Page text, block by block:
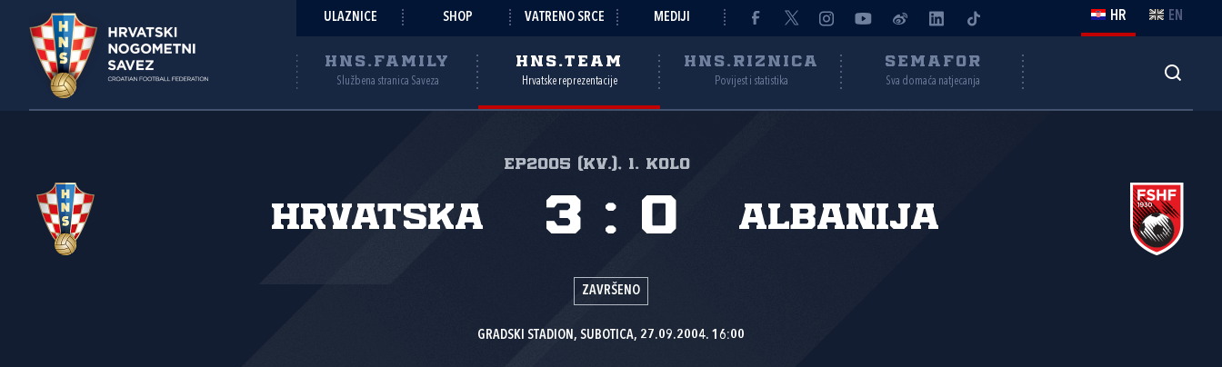
ULAZNICE SHOP VATRENO SRCE MEDIJI HR EN
HNS.FAMILY
Službena stranica Saveza
HNS.TEAM
Hrvatske reprezentacije
HNS.RIZNICA
Povijest i statistika
SEMAFOR
Sva domaća natjecanja
EP2005 (kv.), 1. kolo
Hrvatska Albanija
3 : 0
ZAVRŠENO
GRADSKI STADION, SUBOTICA, 27.09.2004. 16:00